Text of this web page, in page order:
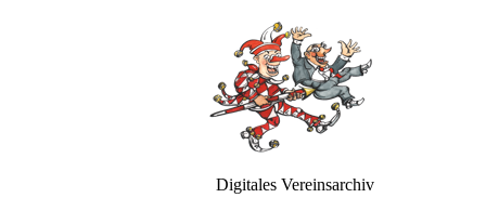
Digitales Vereinsarchiv